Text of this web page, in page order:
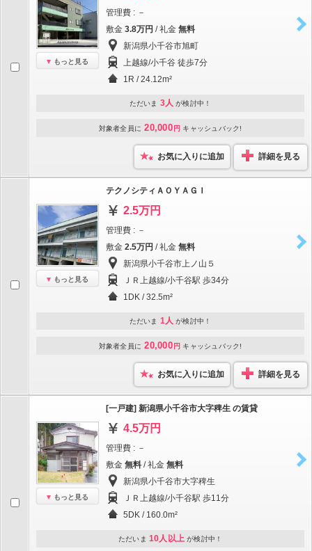
もっと見る
管理費 : －
敷金 3.8万円 / 礼金 無料
新潟県小千谷市旭町
上越線/小千谷 徒歩7分
1R / 24.12m²
ただいま 3人 が検討中！
対象者全員に 20,000 円 キャッシュバック!
お気に入りに追加 詳細を見る
もっと見る
テクノシティＡＯＹＡＧＩ
2.5万円
管理費 : －
敷金 2.5万円 / 礼金 無料
新潟県小千谷市上ノ山５
ＪＲ上越線/小千谷駅 歩34分
1DK / 32.5m²
ただいま 1人 が検討中！
対象者全員に 20,000 円 キャッシュバック!
お気に入りに追加 詳細を見る
もっと見る
[一戸建] 新潟県小千谷市大字稗生 の賃貸
4.5万円
管理費 : －
敷金 無料 / 礼金 無料
新潟県小千谷市大字稗生
ＪＲ上越線/小千谷駅 歩11分
5DK / 160.0m²
ただいま 10人以上 が検討中！